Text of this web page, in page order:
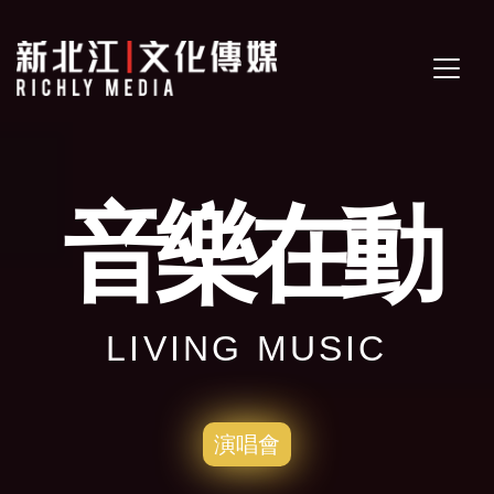
音樂在動
LIVING MUSIC
演唱會